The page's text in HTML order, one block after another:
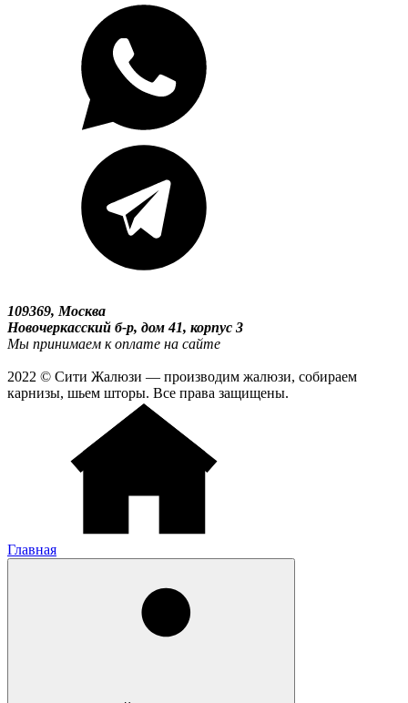
109369, Москва
Новочеркасский б-р, дом 41, корпус 3
Мы принимаем к оплате на сайте
2022 © Сити Жалюзи — производим жалюзи, собираем
карнизы, шьем шторы. Все права защищены.
Главная